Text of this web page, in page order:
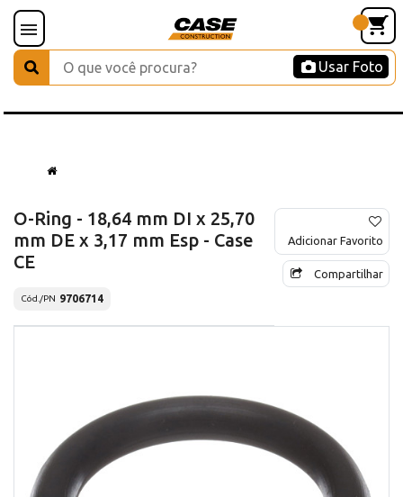
Usar Foto
O-Ring - 18,64 mm DI x 25,70
mm DE x 3,17 mm Esp - Case
CE
Cód./PN 9706714
Adicionar Favorito
Compartilhar